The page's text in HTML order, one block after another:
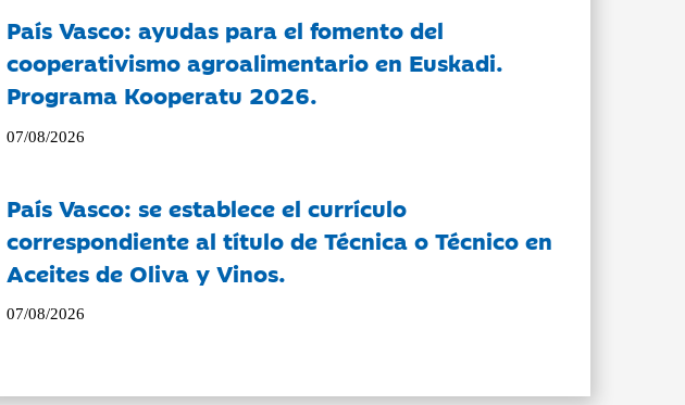
País Vasco: ayudas para el fomento del
cooperativismo agroalimentario en Euskadi.
Programa Kooperatu 2026.
07/08/2026
País Vasco: se establece el currículo
correspondiente al título de Técnica o Técnico en
Aceites de Oliva y Vinos.
07/08/2026